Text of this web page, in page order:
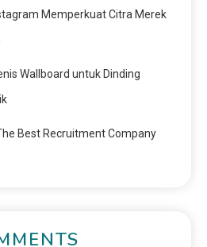
Memperkuat Citra Merek
Wallboard untuk Dinding
Best Recruitment Company